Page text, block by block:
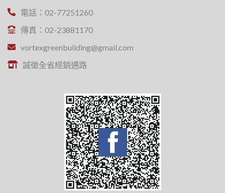
電話：02-77251260
傳真：02-23881170
vortexgreenbuilding@gmail.com
誠徵全省經銷通路